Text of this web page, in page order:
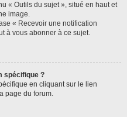
« Outils du sujet », situé en haut et
image.
« Recevoir une notification
à vous abonner à ce sujet.
spécifique ?
en cliquant sur le lien
page du forum.